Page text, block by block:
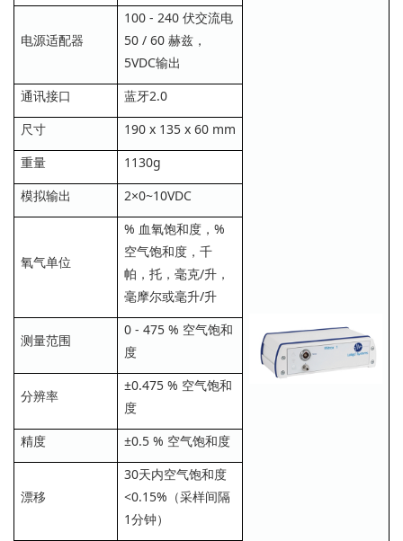
电源适配器
100 - 240 伏交流电
50 / 60 赫兹，
5VDC输出
通讯接口
蓝牙2.0
尺寸
190 x 135 x 60 mm
重量
1130g
模拟输出
2×0~10VDC
氧气单位
% 血氧饱和度，%
空气饱和度，千
帕，托，毫克/升，
毫摩尔或毫升/升
测量范围
0 - 475 % 空气饱和
度
分辨率
±0.475 % 空气饱和
度
精度
±0.5 % 空气饱和度
漂移
30天内空气饱和度
<0.15%（采样间隔
1分钟）